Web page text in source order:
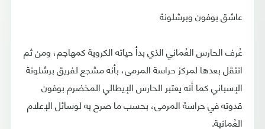
عاشق بوفون وبرشلونة
عُرف الحارس العُماني الذي بدأ حياته الكروية كمهاجم، ومن ثم
انتقل بعدها لمركز حراسة المرمى، بأنه مشجع لفريق برشلونة
الإسباني كما أنه يعتبر الحارس الإيطالي المخضرم بوفون
قدوته في حراسة المرمى، بحسب ما صرح به لوسائل الإعلام
العُمانية.